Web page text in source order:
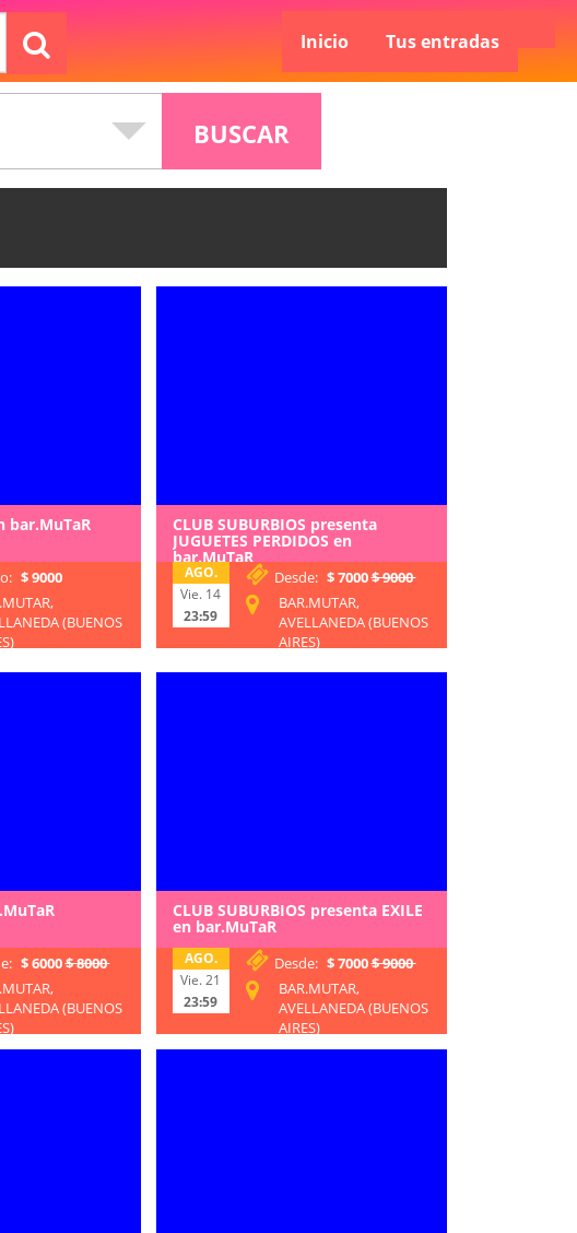
Tus entradas
Inicio
BUSCAR
bar.MuTaR
$ 9000
(BUENOS
CLUB SUBURBIOS presenta
JUGUETES PERDIDOS en
bar.MuTaR
AGO.
Vie. 14
23:59
Desde: $ 7000$ 9000
BAR.MUTAR,
AVELLANEDA (BUENOS
AIRES)
$ 6000$ 8000
(BUENOS
CLUB SUBURBIOS presenta EXILE
en bar.MuTaR
AGO.
Vie. 21
23:59
Desde: $ 7000$ 9000
BAR.MUTAR,
AVELLANEDA (BUENOS
AIRES)